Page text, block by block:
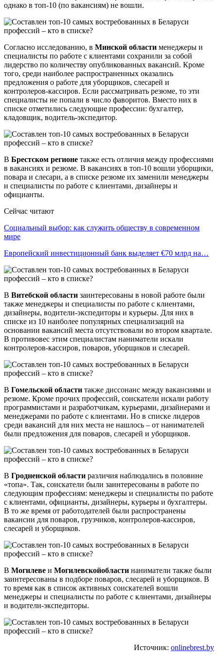
однако в топ-10 (по вакансиям) не вошли.
Согласно исследованию, в Минской области менеджеры и
специалисты по работе с клиентами сохранили за собой
лидерство по количеству опубликованных вакансий. Кроме
того, среди наиболее распространенных оказались
предложения о работе для уборщиков, слесарей и
контролеров-кассиров. Если рассматривать резюме, то эти
специалисты не попали в число фаворитов. Вместо них в
списке отметились следующие профессии: бухгалтер,
кладовщик, водитель-экспедитор.
В Брестском регионе также есть отличия между профессиями
в вакансиях и резюме. В вакансиях в топ-10 вошли уборщики,
повара и слесари, а в списке резюме их заменили менеджеры
и специалисты по работе с клиентами, дизайнеры и
официанты.
Сейчас читают
Социальный выбор: как служить обществу в современном
мире
Европейский инвестиционный банк выделяет €70 млрд на…
В Витебской области заинтересованы в новой работе были
также менеджеры и специалисты по работе с клиентами,
дизайнеры, водители-экспедиторы и курьеры. Для них в
списке из 10 наиболее популярных специализаций на
основании вакансий места отсутствовали во втором квартале.
В противовес этим специалистам наниматели искали
контролеров-кассиров, поваров, уборщиков и слесарей.
В Гомельской области также диссонанс между вакансиями и
резюме. Кроме прочих профессий, соискатели искали работу
программистами и разработчикам, курьерами, дизайнерами и
менеджерами по работе с клиентами. Но в списке лидеров
среди вакансий для них места не нашлось – от нанимателей
были предложения для поваров, слесарей и уборщиков.
В Гродненской области различия наблюдались в половине
«топа». Так, соискатели были заинтересованы в работе по
следующим профессиям: менеджеры и специалисты по работе
с клиентами, официанты, дизайнеры, курьеры и бухгалтеры.
В то же время от работодателей были распространены
вакансии для поваров, грузчиков, контролеров-кассиров,
слесарей и уборщиков.
В Могилеве и Могилевскойобласти наниматели также были
заинтересованы в подборе поваров, слесарей и уборщиков. В
то время как в список активных соискателей вошли
менеджеры и специалисты по работе с клиентами, дизайнеры
и водители-экспедиторы.
Источник: onlinebrest.by